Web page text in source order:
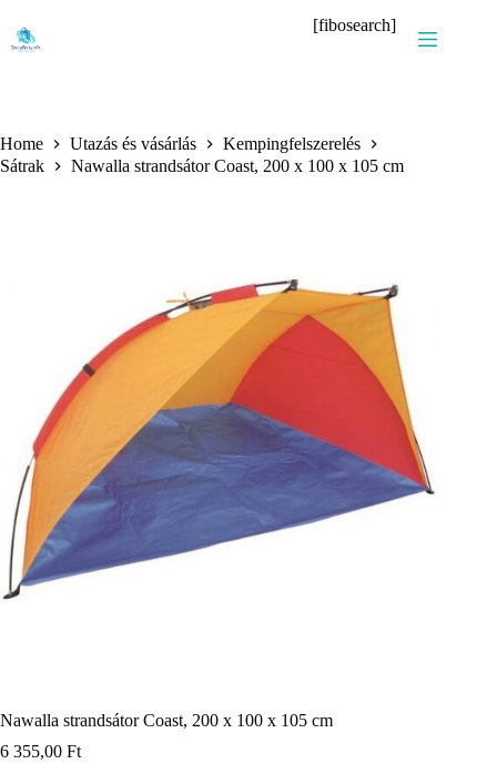
content
[fibosearch]
Home Utazás és vásárlás
Kempingfelszerelés
Sátrak
Nawalla strandsátor Coast, 200 x 100 x 105 cm
Nawalla strandsátor Coast, 200 x 100 x 105 cm
6 355,00 Ft